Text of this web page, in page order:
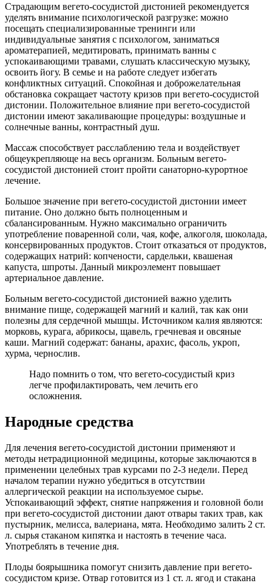
Страдающим вегето-сосудистой дистонией рекомендуется
уделять внимание психологической разгрузке: можно
посещать специализированные тренинги или
индивидуальные занятия с психологом, заниматься
ароматерапией, медитировать, принимать ванны с
успокаивающими травами, слушать классическую музыку,
освоить йогу. В семье и на работе следует избегать
конфликтных ситуаций. Спокойная и доброжелательная
обстановка сокращает частоту кризов при вегето-сосудистой
дистонии. Положительное влияние при вегето-сосудистой
дистонии имеют закаливающие процедуры: воздушные и
солнечные ванны, контрастный душ.
Массаж способствует расслаблению тела и воздействует
общеукрепляюще на весь организм. Больным вегето-
сосудистой дистонией стоит пройти санаторно-курортное
лечение.
Большое значение при вегето-сосудистой дистонии имеет
питание. Оно должно быть полноценным и
сбалансированным. Нужно максимально ограничить
употребление поваренной соли, чая, кофе, алкоголя, шоколада,
консервированных продуктов. Стоит отказаться от продуктов,
содержащих натрий: копчености, сардельки, квашеная
капуста, шпроты. Данный микроэлемент повышает
артериальное давление.
Больным вегето-сосудистой дистонией важно уделить
внимание пище, содержащей магний и калий, так как они
полезны для сердечной мышцы. Источником калия являются:
морковь, курага, абрикосы, щавель, гречневая и овсяные
каши. Магний содержат: бананы, арахис, фасоль, укроп,
хурма, чернослив.
Надо помнить о том, что вегето-сосудистый криз
легче профилактировать, чем лечить его
осложнения.
Народные средства
Для лечения вегето-сосудистой дистонии применяют и
методы нетрадиционной медицины, которые заключаются в
применении целебных трав курсами по 2-3 недели. Перед
началом терапии нужно убедиться в отсутствии
аллергической реакции на используемое сырье.
Успокаивающий эффект, снятие напряжения и головной боли
при вегето-сосудистой дистонии дают отвары таких трав, как
пустырник, мелисса, валериана, мята. Необходимо залить 2 ст.
л. сырья стаканом кипятка и настоять в течение часа.
Употреблять в течение дня.
Плоды боярышника помогут снизить давление при вегето-
сосудистом кризе. Отвар готовится из 1 ст. л. ягод и стакана